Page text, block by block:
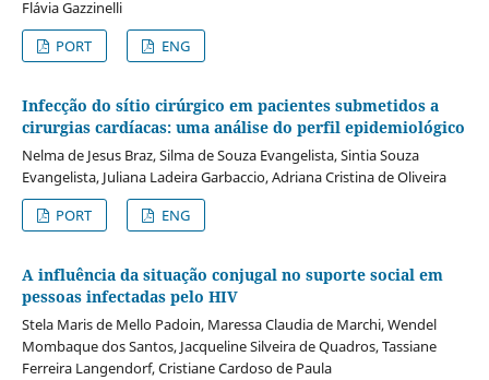
Flávia Gazzinelli
PORT
ENG
Infecção do sítio cirúrgico em pacientes submetidos a
cirurgias cardíacas: uma análise do perfil epidemiológico
Nelma de Jesus Braz, Silma de Souza Evangelista, Sintia Souza
Evangelista, Juliana Ladeira Garbaccio, Adriana Cristina de Oliveira
PORT
ENG
A influência da situação conjugal no suporte social em
pessoas infectadas pelo HIV
Stela Maris de Mello Padoin, Maressa Claudia de Marchi, Wendel
Mombaque dos Santos, Jacqueline Silveira de Quadros, Tassiane
Ferreira Langendorf, Cristiane Cardoso de Paula